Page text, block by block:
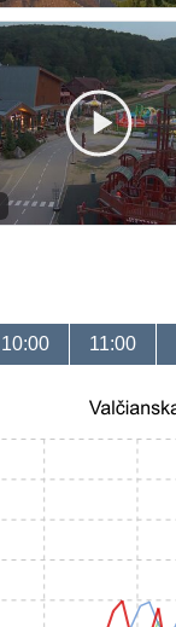
10:00 11:00